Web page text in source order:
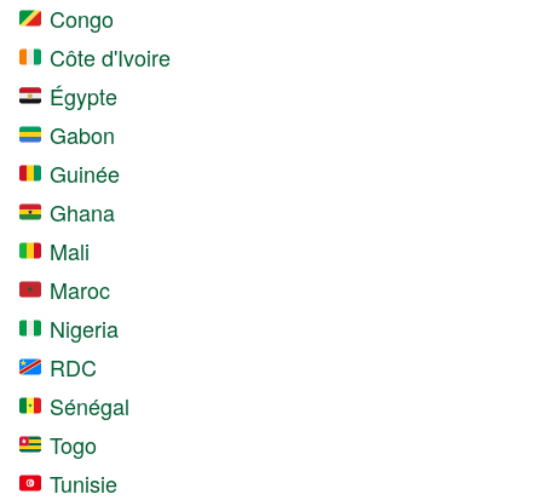
Congo
Côte d'Ivoire
Égypte
Gabon
Guinée
Ghana
Mali
Maroc
Nigeria
RDC
Sénégal
Togo
Tunisie